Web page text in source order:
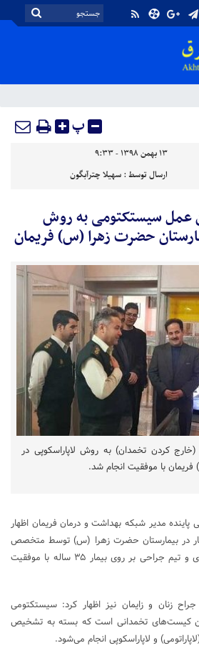
پ
۱۳ بهمن ۱۳۹۸ - ۹:۳۳
ارسال توسط :سهیلا چترآبگون
عمل سیستکتومی به روش
حضرت زهرا (س) فریمان
کردن تخمدان) به روش لاپاراسکوپی در
با موفقیت انجام شد.
مدیر شبکه بهداشت و درمان فریمان اظهار
در بیمارستان حضرت زهرا (س) توسط متخصص
زنان و زایمان دکتر راضیه هادی و تیم جراحی بر روی بیمار ۳۵ ساله با موفقیت
زنان و زایمان نیز اظهار کرد: سیستکتومی
کیست‌های تخمدانی است که بسته به تشخیص
و لاپاراسکوپی انجام می‌شود.